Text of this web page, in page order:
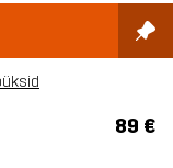
89 €